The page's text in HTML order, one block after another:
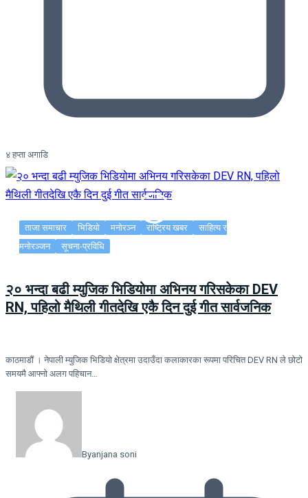
४ हप्ता अगाडि
ताजा समाचार भिडियो मनोरञ्न राष्ट्रिय खबर
साहित्य र
मनोरञ्जन
सूचना-प्रविधि
२० भन्दा बढी म्युजिक भिडियोमा अभिनय गरिसकेका DEV
RN, पहिलो मैथिली गीतदेखि एकै दिन दुई गीत सार्वजनिक
काठमाडौं । नेपाली म्युजिक भिडियो क्षेत्रमा उदाउँदा कलाकारका रूपमा परिचित DEV RN ले छोटो
समयमै आफ्नो अलग पहिचान…
Byanjana soni